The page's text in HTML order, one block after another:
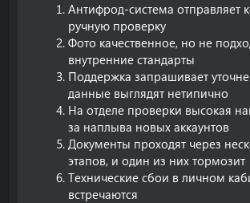
Антифрод-система отправляет
ручную проверку
Фото качественное, но не
внутренние стандарты
Поддержка запрашивает
данные выглядят нетипично
На отделе проверки высокая
за наплыва новых аккаунтов
Документы проходят через
этапов, и один из них тормозит
Технические сбои в личном
встречаются